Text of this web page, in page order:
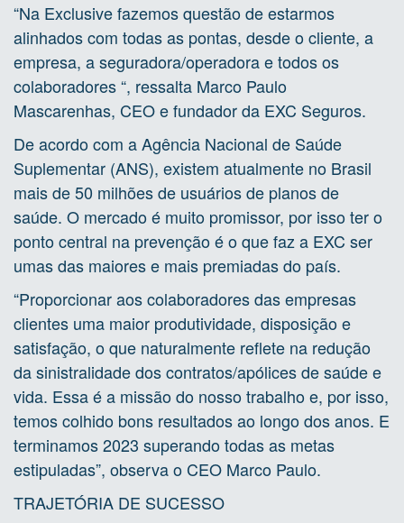
“Na Exclusive fazemos questão de estarmos
alinhados com todas as pontas, desde o cliente, a
empresa, a seguradora/operadora e todos os
colaboradores “, ressalta Marco Paulo
Mascarenhas, CEO e fundador da EXC Seguros.
De acordo com a Agência Nacional de Saúde
Suplementar (ANS), existem atualmente no Brasil
mais de 50 milhões de usuários de planos de
saúde. O mercado é muito promissor, por isso ter o
ponto central na prevenção é o que faz a EXC ser
umas das maiores e mais premiadas do país.
“Proporcionar aos colaboradores das empresas
clientes uma maior produtividade, disposição e
satisfação, o que naturalmente reflete na redução
da sinistralidade dos contratos/apólices de saúde e
vida. Essa é a missão do nosso trabalho e, por isso,
temos colhido bons resultados ao longo dos anos. E
terminamos 2023 superando todas as metas
estipuladas”, observa o CEO Marco Paulo.
TRAJETÓRIA DE SUCESSO